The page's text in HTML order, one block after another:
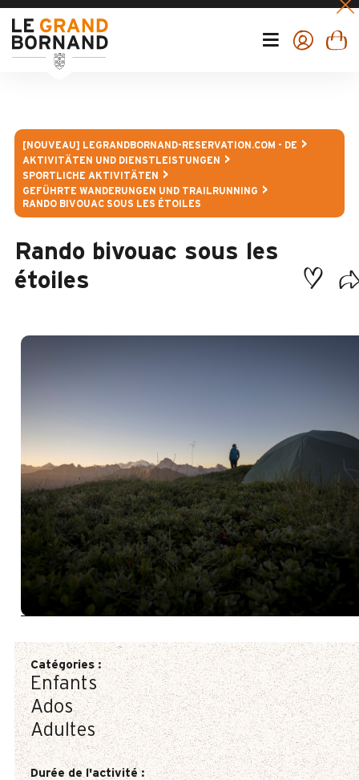
[NOUVEAU] LEGRANDBORNAND-RESERVATION.COM - DE
AKTIVITÄTEN UND DIENSTLEISTUNGEN
SPORTLICHE AKTIVITÄTEN
GEFÜHRTE WANDERUNGEN UND TRAILRUNNING
RANDO BIVOUAC SOUS LES ÉTOILES
Rando bivouac sous les
étoiles
Catégories:
Enfants
Ados
Adultes
Durée de l'activité: